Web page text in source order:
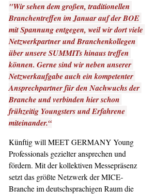
"Wir sehen dem großen, traditionellen
Branchentreffen im Januar auf der BOE
mit Spannung entgegen, weil wir dort viele
Netzwerkpartner und Branchenkollegen
über unsere SUMMITs hinaus treffen
können. Gerne sind wir neben unserer
Netzwerkaufgabe auch ein kompetenter
Ansprechpartner für den Nachwuchs der
Branche und verbinden hier schon
frühzeitig Youngsters und Erfahrene
miteinander.“
Künftig will MEET GERMANY Young
Professionals gezielter ansprechen und
fördern. Mit der kollektiven Messepräsenz
setzt das größte Netzwerk der MICE-
Branche im deutschsprachigen Raum die